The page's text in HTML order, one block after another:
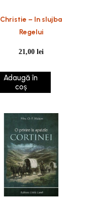
Christie – In slujba
Regelui
21,00lei
Adaugă în
coș